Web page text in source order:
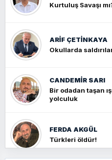
Kurtuluş Savaşı
ARIF ÇETİNKAYA
Okullarda
CANDEMIR SARI
Bir odadan taşan
yolculuk
FERDA AKGÜL
Türkleri öldür!